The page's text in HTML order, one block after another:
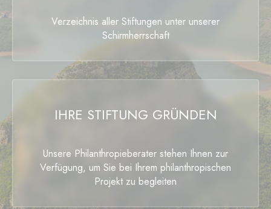
Verzeichnis aller Stiftungen unter unserer
Schirmherrschaft
IHRE STIFTUNG GRÜNDEN
Unsere Philanthropieberater stehen Ihnen zur
Verfügung, um Sie bei Ihrem philanthropischen
Projekt zu begleiten